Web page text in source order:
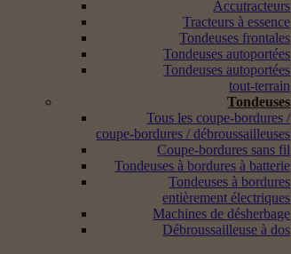
Accutracteurs
Tracteurs à essence
Tondeuses frontales
Tondeuses autoportées
Tondeuses autoportées
tout-terrain
Tondeuses
Tous les coupe-bordures /
coupe-bordures / débroussailleuses
Coupe-bordures sans fil
Tondeuses à bordures à batterie
Tondeuses à bordures
entièrement électriques
Machines de désherbage
Débroussailleuse à dos